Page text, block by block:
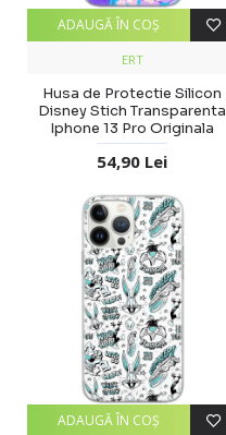
ERT
Husa de Protectie Silicon
Disney Stich Transparenta
Iphone 13 Pro Originala
54,90 Lei
ADAUGĂ ÎN COŞ
ADAUGĂ ÎN COŞ